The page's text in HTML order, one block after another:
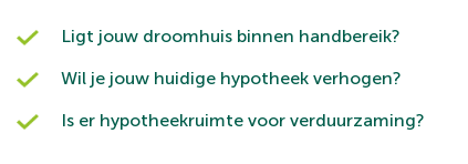
Ligt jouw droomhuis binnen handbereik?
Wil je jouw huidige hypotheek verhogen?
Is er hypotheekruimte voor verduurzaming?